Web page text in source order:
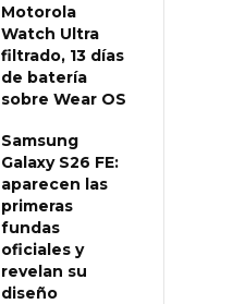
Motorola
Watch Ultra
filtrado, 13 días
de batería
sobre Wear OS
Samsung
Galaxy S26 FE:
aparecen las
primeras
fundas
oficiales y
revelan su
diseño